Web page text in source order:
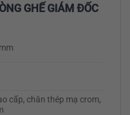
GHẾ GIÁM ĐỐC
cấp, chân thép mạ crom,